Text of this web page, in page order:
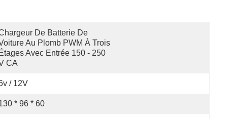
De Batterie De
Au Plomb PWM À Trois
Étages Avec Entrée 150 - 250
CA
/ 12V
* 96 * 60